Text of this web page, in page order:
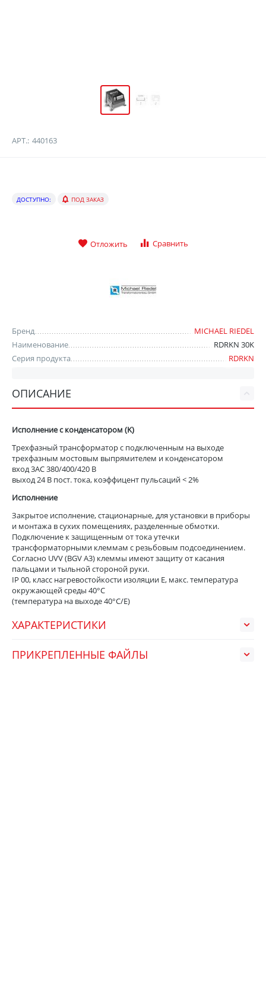
АРТ.: 440163
ДОСТУПНО: ПОД ЗАКАЗ
Отложить Сравнить
Бренд
MICHAEL RIEDEL
Наименование
RDRKN 30K
Серия продукта
RDRKN
ОПИСАНИЕ
Исполнение с конденсатором (K)
Трехфазный трансформатор с подключенным на выходе
трехфазным мостовым выпрямителем и конденсатором
вход 3AC 380/400/420 В
выход 24 В пост. тока, коэффицент пульсаций < 2%
Исполнение
Закрытое исполнение, стационарные, для установки в приборы
и монтажа в сухих помещениях, разделенные обмотки.
Подключение к защищенным от тока утечки
трансформаторными клеммам с резьбовым подсоединением.
Согласно UVV (BGV A3) клеммы имеют защиту от касания
пальцами и тыльной стороной руки.
IP 00, класс нагревостойкости изоляции Е, макс. температура
окружающей среды 40°C
(температура на выходе 40°C/Е)
ХАРАКТЕРИСТИКИ
ПРИКРЕПЛЕННЫЕ ФАЙЛЫ